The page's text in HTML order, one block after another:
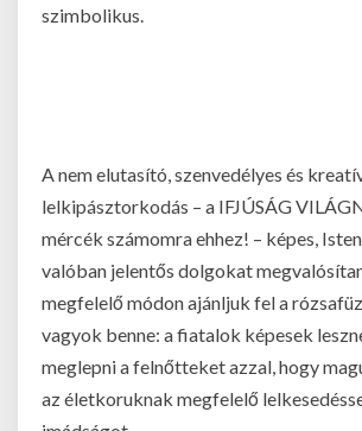
szimbolikus.
A nem elutasító, szenvedélyes és
lelkipásztorkodás – a IFJÚSÁG
mércék számomra ehhez! – képes,
valóban jelentős dolgokat
megfelelő módon ajánljuk fel a
vagyok benne: a fiatalok képesek
meglepni a felnőtteket azzal, hogy
az életkoruknak megfelelő